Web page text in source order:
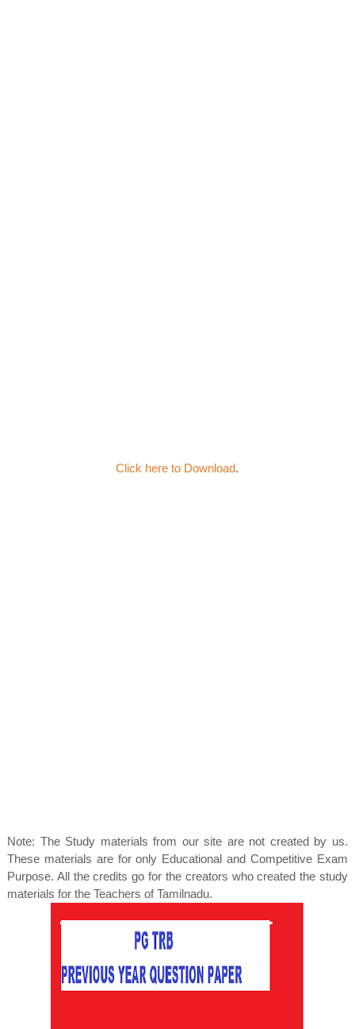
Click here to Download.
Note: The Study materials from our site are not created by us.
These materials are for only Educational and Competitive Exam
Purpose. All the credits go for the creators who created the study
materials for the Teachers of Tamilnadu.